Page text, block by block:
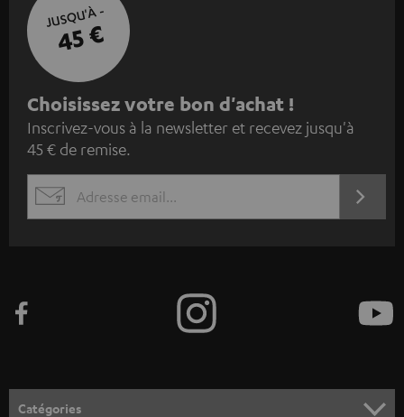
JUSQU'À -
45 €
I
n
s
c
z
o
Choisissez votre bon d'achat !
Inscrivez-vous à la newsletter et recevez jusqu'à
45 € de remise.
EMAIL
Catégories